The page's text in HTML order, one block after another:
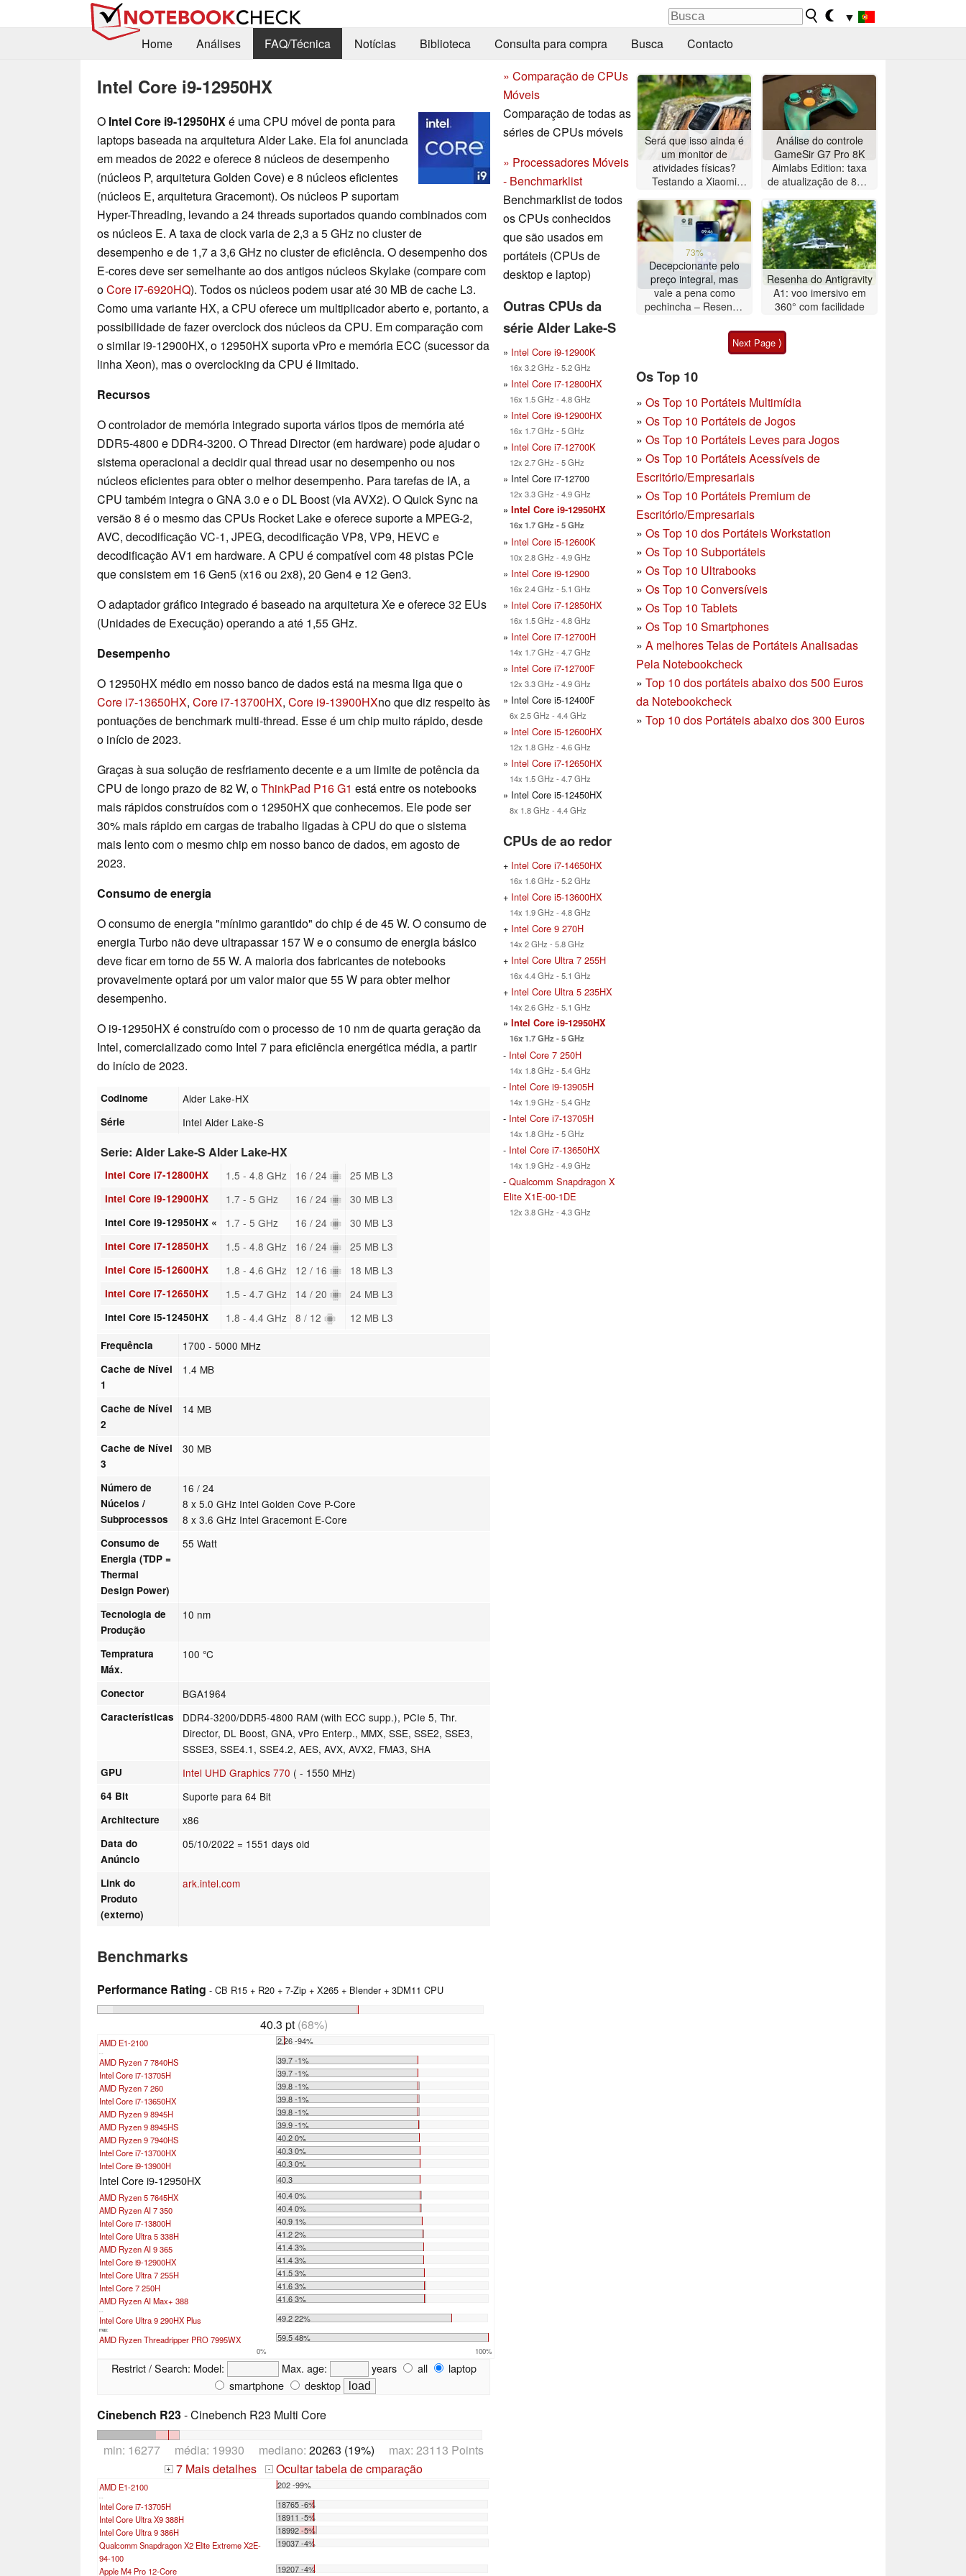
▼
Home
Análises FAQ/Técnica Notícias Biblioteca Consulta para compra Busca Contacto
Intel Core i9-12950HX
O Intel Core i9-12950HXé uma CPU móvel de ponta para
laptops baseada na arquitetura Alder Lake. Ela foi anunciada
em meados de 2022 e oferece 8 núcleos de desempenho
(núcleos P, arquitetura Golden Cove) e 8 núcleos eficientes
(núcleos E, arquitetura Gracemont). Os núcleos P suportam
Hyper-Threading, levando a 24 threads suportados quando combinados com
os núcleos E. A taxa de clock varia de 2,3 a 5 GHz no cluster de
desempenho e de 1,7 a 3,6 GHz no cluster de eficiência. O desempenho dos
E-cores deve ser semelhante ao dos antigos núcleos Skylake (compare com
oCore i7-6920HQ). Todos os núcleos podem usar até 30 MB de cache L3.
Como uma variante HX, a CPU oferece um multiplicador aberto e, portanto, a
possibilidade de fazer overclock dos núcleos da CPU. Em comparação com
o similar i9-12900HX, o 12950HX suporta vPro e memória ECC (sucessor da
linha Xeon), mas o overclocking da CPU é limitado.
Recursos
O controlador de memória integrado suporta vários tipos de memória até
DDR5-4800 e DDR4-3200. O Thread Director (em hardware) pode ajudar o
sistema operacional a decidir qual thread usar no desempenho ou nos
núcleos eficientes para obter o melhor desempenho. Para tarefas de IA, a
CPU também integra o GNA 3.0 e o DL Boost (via AVX2). O Quick Sync na
versão 8 é o mesmo das CPUs Rocket Lake e oferece suporte a MPEG-2,
AVC, decodificação VC-1, JPEG, decodificação VP8, VP9, HEVC e
decodificação AV1 em hardware. A CPU é compatível com 48 pistas PCIe
que consistem em 16 Gen5 (x16 ou 2x8), 20 Gen4 e 12 Gen3.
O adaptador gráfico integrado é baseado na arquitetura Xe e oferece 32 EUs
(Unidades de Execução) operando a até 1,55 GHz.
Desempenho
O 12950HX médio em nosso banco de dados está na mesma liga que o
Core i7-13650HX, Core i7-13700HX, Core i9-13900HXno que diz respeito às
pontuações de benchmark multi-thread. Esse é um chip muito rápido, desde
o início de 2023.
Graças à sua solução de resfriamento decente e a um limite de potência da
CPU de longo prazo de 82 W, oThinkPad P16 G1 está entre os notebooks
mais rápidos construídos com o 12950HX que conhecemos. Ele pode ser
30% mais rápido em cargas de trabalho ligadas à CPU do que o sistema
mais lento com o mesmo chip em nosso banco de dados, em agosto de
2023.
Consumo de energia
O consumo de energia "mínimo garantido" do chip é de 45 W. O consumo de
energia Turbo não deve ultrapassar 157 W e o consumo de energia básico
deve ficar em torno de 55 W. A maioria dos fabricantes de notebooks
provavelmente optará por um valor maior que 55 W para obter melhor
desempenho.
O i9-12950HX é construído com o processo de 10 nm de quarta geração da
Intel, comercializado como Intel 7 para eficiência energética média, a partir
do início de 2023.
Codinome Alder Lake-HX
Série Intel Alder Lake-S
Serie: Alder Lake-S Alder Lake-HX
Intel Core i7-12800HX 1.5 - 4.8 GHz 16 / 24 25 MB L3
Intel Core i9-12900HX 1.7 - 5 GHz 16 / 24 30 MB L3
Intel Core i9-12950HX « 1.7 - 5 GHz 16 / 24 30 MB L3
Intel Core i7-12850HX 1.5 - 4.8 GHz 16 / 24 25 MB L3
Intel Core i5-12600HX 1.8 - 4.6 GHz 12 / 16 18 MB L3
Intel Core i7-12650HX 1.5 - 4.7 GHz 14 / 20 24 MB L3
Intel Core i5-12450HX 1.8 - 4.4 GHz 8 / 12 12 MB L3
Frequência 1700 - 5000 MHz
Cache de Nível
1
1.4 MB
Cache de Nível
2
14 MB
Cache de Nível
3
30 MB
Número de
Núcelos /
Subprocessos
16 / 24
8 x 5.0 GHz Intel Golden Cove P-Core
8 x 3.6 GHz Intel Gracemont E-Core
Consumo de
Energia (TDP =
Thermal
Design Power)
55 Watt
Tecnologia de
Produção
10 nm
Tempratura
Máx.
100 °C
Conector BGA1964
Características
DDR4-3200/DDR5-4800 RAM (with ECC supp.), PCIe 5, Thr.
Director, DL Boost, GNA, vPro Enterp., MMX, SSE, SSE2, SSE3,
SSSE3, SSE4.1, SSE4.2, AES, AVX, AVX2, FMA3, SHA
GPU Intel UHD Graphics 770 ( - 1550 MHz)
64 Bit Suporte para 64 Bit
Architecture x86
Data do
Anúncio
05/10/2022 = 1551 days old
Link do
Produto
(externo)
ark.intel.com
Benchmarks
Performance Rating - CB R15 + R20 + 7-Zip + X265 + Blender + 3DM11 CPU
40.3 pt(68%)
AMD E1-2100 2.26 -94%
AMD Ryzen 7 7840HS
39.7 -1%
Intel Core i7-13705H
39.7 -1%
AMD Ryzen 7 260
39.8 -1%
Intel Core i7-13650HX
39.8 -1%
AMD Ryzen 9 8945H
39.8 -1%
AMD Ryzen 9 8945HS
39.9 -1%
AMD Ryzen 9 7940HS
40.2 0%
Intel Core i7-13700HX
40.3 0%
Intel Core i9-13900H
40.3 0%
Intel Core i9-12950HX
40.3
AMD Ryzen 5 7645HX
40.4 0%
AMD Ryzen AI 7 350
40.4 0%
Intel Core i7-13800H
40.9 1%
Intel Core Ultra 5 338H
41.2 2%
AMD Ryzen AI 9 365
41.4 3%
Intel Core i9-12900HX
41.4 3%
Intel Core Ultra 7 255H
41.5 3%
Intel Core 7 250H
41.6 3%
AMD Ryzen AI Max+ 388
41.6 3%
Intel Core Ultra 9 290HX Plus 49.2 22%
max:
AMD Ryzen Threadripper PRO 7995WX 59.5 48%
0% 100%
Restrict / Search: Model: Max. age: years all
laptop
smartphone
desktop
Cinebench R23- Cinebench R23 Multi Core
min: 16277 média: 19930 mediano: 20263 (19%) max: 23113 Points
+ 7 Mais detalhes - Ocultar tabela de cmparação
AMD E1-2100 202 -99%
Intel Core i7-13705H
18765 -6%
Intel Core Ultra X9 388H
18911 -5%
Intel Core Ultra 9 386H
18992 -5%
Qualcomm Snapdragon X2 Elite Extreme X2E-
94-100
19037 -4%
Apple M4 Pro 12-Core
19207 -4%
» Comparação de CPUs
Móveis
Comparação de todas as
séries de CPUs móveis
» Processadores Móveis
- Benchmarklist
Benchmarklist de todos
os CPUs conhecidos
que são usados em
portáteis (CPUs de
desktop e laptop)
Outras CPUs da
série Alder Lake-S
» Intel Core i9-12900K
16x 3.2 GHz - 5.2 GHz
» Intel Core i7-12800HX
16x 1.5 GHz - 4.8 GHz
» Intel Core i9-12900HX
16x 1.7 GHz - 5 GHz
» Intel Core i7-12700K
12x 2.7 GHz - 5 GHz
» Intel Core i7-12700
12x 3.3 GHz - 4.9 GHz
» Intel Core i9-12950HX
16x 1.7 GHz - 5 GHz
» Intel Core i5-12600K
10x 2.8 GHz - 4.9 GHz
» Intel Core i9-12900
16x 2.4 GHz - 5.1 GHz
» Intel Core i7-12850HX
16x 1.5 GHz - 4.8 GHz
» Intel Core i7-12700H
14x 1.7 GHz - 4.7 GHz
» Intel Core i7-12700F
12x 3.3 GHz - 4.9 GHz
» Intel Core i5-12400F
6x 2.5 GHz - 4.4 GHz
» Intel Core i5-12600HX
12x 1.8 GHz - 4.6 GHz
» Intel Core i7-12650HX
14x 1.5 GHz - 4.7 GHz
» Intel Core i5-12450HX
8x 1.8 GHz - 4.4 GHz
CPUs de ao redor
+ Intel Core i7-14650HX
16x 1.6 GHz - 5.2 GHz
+ Intel Core i5-13600HX
14x 1.9 GHz - 4.8 GHz
+ Intel Core 9 270H
14x 2 GHz - 5.8 GHz
+ Intel Core Ultra 7 255H
16x 4.4 GHz - 5.1 GHz
+ Intel Core Ultra 5 235HX
14x 2.6 GHz - 5.1 GHz
» Intel Core i9-12950HX
16x 1.7 GHz - 5 GHz
- Intel Core 7 250H
14x 1.8 GHz - 5.4 GHz
- Intel Core i9-13905H
14x 1.9 GHz - 5.4 GHz
- Intel Core i7-13705H
14x 1.8 GHz - 5 GHz
- Intel Core i7-13650HX
14x 1.9 GHz - 4.9 GHz
- Qualcomm Snapdragon X
Elite X1E-00-1DE
12x 3.8 GHz - 4.3 GHz
Será que isso ainda é
um monitor de
atividades físicas?
Testando a Xiaomi
Análise do controle
GameSir G7 Pro 8K
Aimlabs Edition: taxa
de atualização de 8K a
73%
Decepcionante pelo
preço integral, mas
vale a pena como
pechincha – Resenha
Motorola Moto G47
Resenha do Antigravity
A1: voo imersivo em
360° com facilidade
Next Page ⟩
Os Top 10
» Os Top 10 Portáteis Multimídia
» Os Top 10 Portáteis de Jogos
» Os Top 10 Portáteis Leves para Jogos
» Os Top 10 Portáteis Acessíveis de
Escritório/Empresariais
» Os Top 10 Portáteis Premium de
Escritório/Empresariais
» Os Top 10 dos Portáteis Workstation
» Os Top 10 Subportáteis
» Os Top 10 Ultrabooks
» Os Top 10 Conversíveis
» Os Top 10 Tablets
» Os Top 10 Smartphones
» A melhores Telas de Portáteis Analisadas
Pela Notebookcheck
» Top 10 dos portáteis abaixo dos 500 Euros
da Notebookcheck
» Top 10 dos Portáteis abaixo dos 300 Euros